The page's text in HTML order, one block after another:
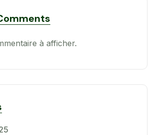
à afficher.